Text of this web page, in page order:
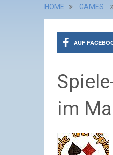
HOME GAMES
AUF
im